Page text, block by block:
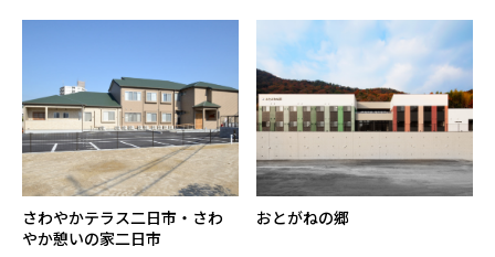
さわやかテラス二日市・さわ
やか憩いの家二日市
おとがねの郷